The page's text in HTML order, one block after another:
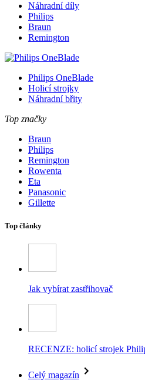
Náhradní díly
Philips
Braun
Remington
Philips OneBlade
Holicí strojky
Náhradní břity
Top značky
Braun
Philips
Remington
Rowenta
Eta
Panasonic
Gillette
Top články
Jak vybírat zastřihovač
RECENZE: holicí strojek
Celý magazín